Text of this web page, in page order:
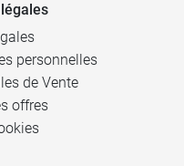
personnelles
de Vente
offres